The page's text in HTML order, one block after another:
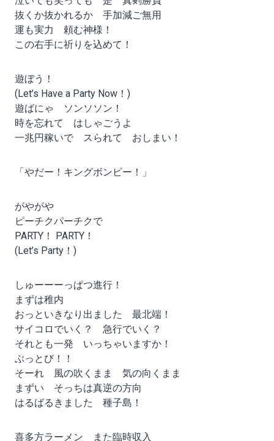
抜くか抜かれるか 手加減ご無用
運も実力 頼む神様！
この右手に祈りを込めて！
遊ぼう！
(Let’s Have a Party Now！)
遊ばにゃ ソンソソン！
時を忘れて はしゃごうよ
一兆円稼いで スられて おしまい！
「やだー！キングボンビー！」
がやがや
ピーチクパーチクで
PARTY！ PARTY！
(Let’s Party！)
しゅーーーっぱつ進行！
まずは稚内
おっといきなり出ました 最北端！
サイコロでいく？ 急行でいく？
それとも一発 いっちゃいますか！
ぶっとび！！
そーれ 風の吹くまま 気の向くまま
まずい そっちは真逆の方向
はるばるきました 種子島！
喜多方ラーメン また臨時収入